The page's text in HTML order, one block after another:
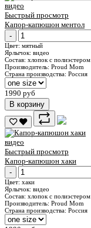
видео
Быстрый просмотр
Капор-капюшон ментол
-
Цвет: мятный
Ярлычок: видео
Состав: хлопок с полиэстером
Производитель: Proud Mom
Страна производства: Россия
1990 руб
В корзину
видео
Быстрый просмотр
Капор-капюшон хаки
-
Цвет: хаки
Ярлычок: видео
Состав: хлопок с полиэстером
Производитель: Proud Mom
Страна производства: Россия